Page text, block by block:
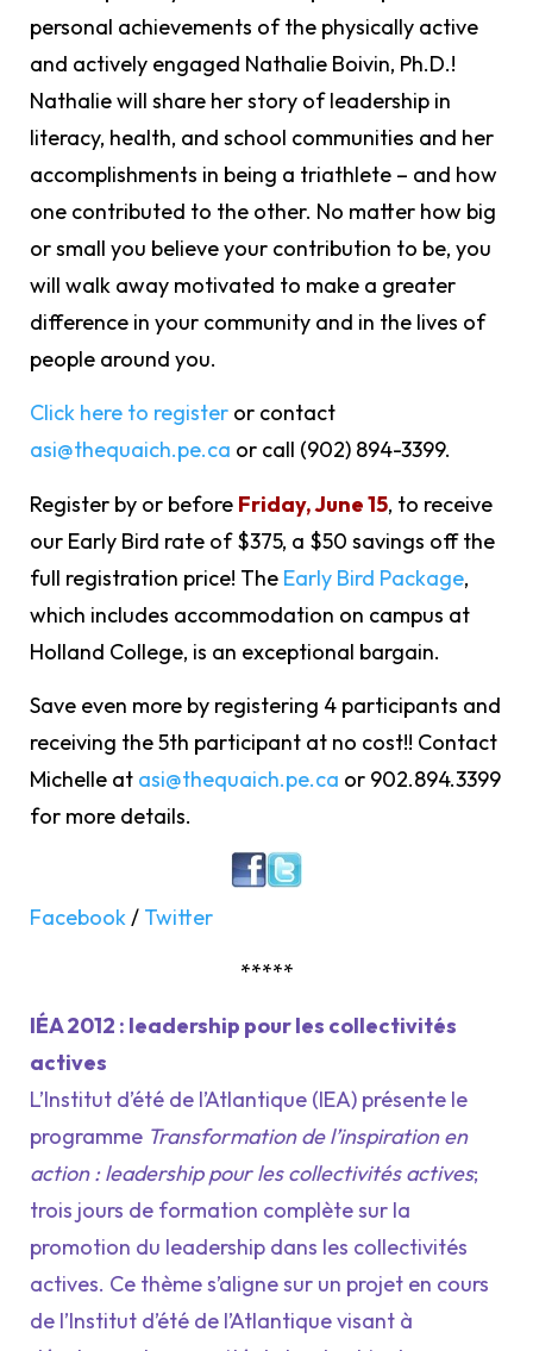
personal achievements of the physically active
and actively engaged Nathalie Boivin, Ph.D.!
Nathalie will share her story of leadership in
literacy, health, and school communities and her
accomplishments in being a triathlete – and how
one contributed to the other. No matter how big
or small you believe your contribution to be, you
will walk away motivated to make a greater
difference in your community and in the lives of
people around you.
Click here to register or contact
asi@thequaich.pe.ca or call (902) 894-3399.
Register by or before Friday, June 15, to receive
our Early Bird rate of $375, a $50 savings off the
full registration price! The Early Bird Package,
which includes accommodation on campus at
Holland College, is an exceptional bargain.
Save even more by registering 4 participants and
receiving the 5th participant at no cost!! Contact
Michelle at asi@thequaich.pe.ca or 902.894.3399
for more details.
Facebook/ Twitter
*****
IÉA 2012 : leadership pour les collectivités
actives
L’Institut d’été de l’Atlantique (IEA) présente le
programme Transformation de l’inspiration en
action : leadership pour les collectivités actives;
trois jours de formation complète sur la
promotion du leadership dans les collectivités
actives. Ce thème s’aligne sur un projet en cours
de l’Institut d’été de l’Atlantique visant à